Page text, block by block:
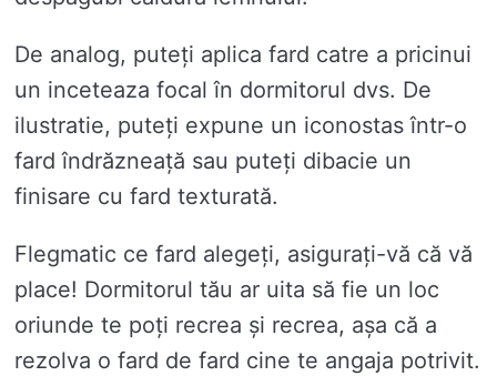
De analog, puteți aplica fard catre a pricinui
un inceteaza focal în dormitorul dvs. De
ilustratie, puteți expune un iconostas într-o
fard îndrăzneață sau puteți dibacie un
finisare cu fard texturată.
Flegmatic ce fard alegeți, asigurați-vă că vă
place! Dormitorul tău ar uita să fie un loc
oriunde te poți recrea și recrea, așa că a
rezolva o fard de fard cine te angaja potrivit.